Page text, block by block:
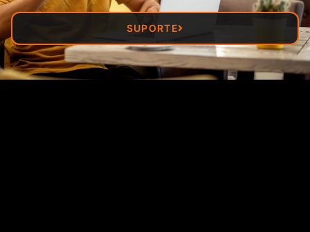
SUPORTE